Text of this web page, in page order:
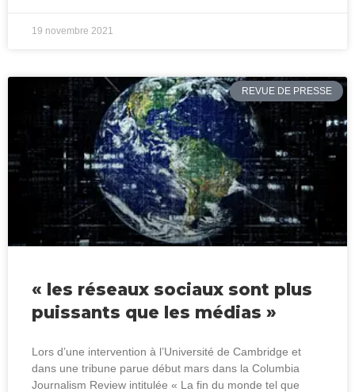
19 novembre 2021
REVUE DE PRESSE
« les réseaux sociaux sont plus
puissants que les médias »
Lors d’une intervention à l’Université de Cambridge et
dans une tribune parue début mars dans la Columbia
Journalism Review intitulée « La fin du monde tel que